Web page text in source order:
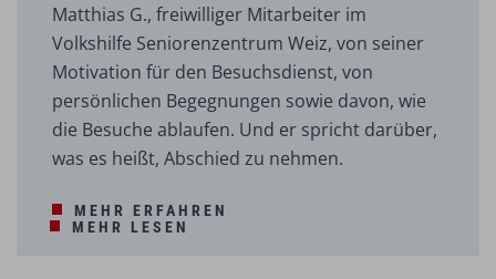
Matthias G., freiwilliger Mitarbeiter im
Volkshilfe Seniorenzentrum Weiz, von seiner
Motivation für den Besuchsdienst, von
persönlichen Begegnungen sowie davon, wie
die Besuche ablaufen. Und er spricht darüber,
was es heißt, Abschied zu nehmen.
MEHR ERFAHREN
MEHR LESEN